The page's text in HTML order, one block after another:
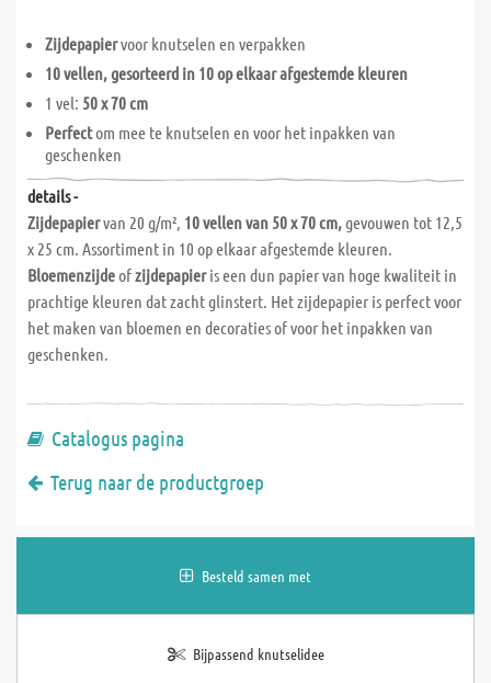
Zijdepapiervoor knutselen en verpakken
10 vellen, gesorteerd in 10 op elkaar afgestemde kleuren
1 vel: 50 x 70 cm
Perfectom mee te knutselen en voor het inpakken van
geschenken
details -
Zijdepapiervan 20 g/m², 10 vellen van 50 x 70 cm,gevouwen tot 12,5
x 25 cm. Assortiment in 10 op elkaar afgestemde kleuren.
Bloemenzijdeofzijdepapieris een dun papier van hoge kwaliteit in
prachtige kleuren dat zacht glinstert. Het zijdepapier is perfect voor
het maken van bloemen en decoraties of voor het inpakken van
geschenken.
Catalogus pagina
Terug naar de productgroep
Besteld samen met
Bijpassend knutselidee